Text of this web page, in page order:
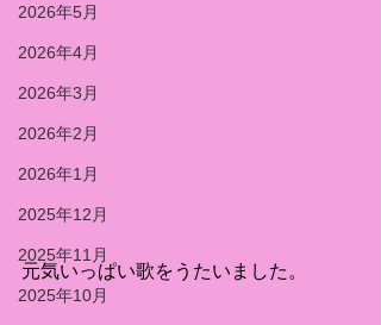
2026年5月
2026年4月
2026年3月
2026年2月
2026年1月
2025年12月
2025年11月
2025年10月
元気いっぱい歌をうたいました。